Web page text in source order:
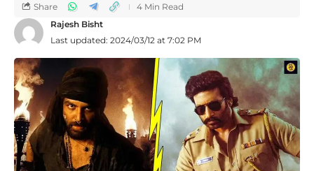
Last updated: 2024/03/12 at 7:02 PM
Rajesh Bisht
Share 4 Min Read